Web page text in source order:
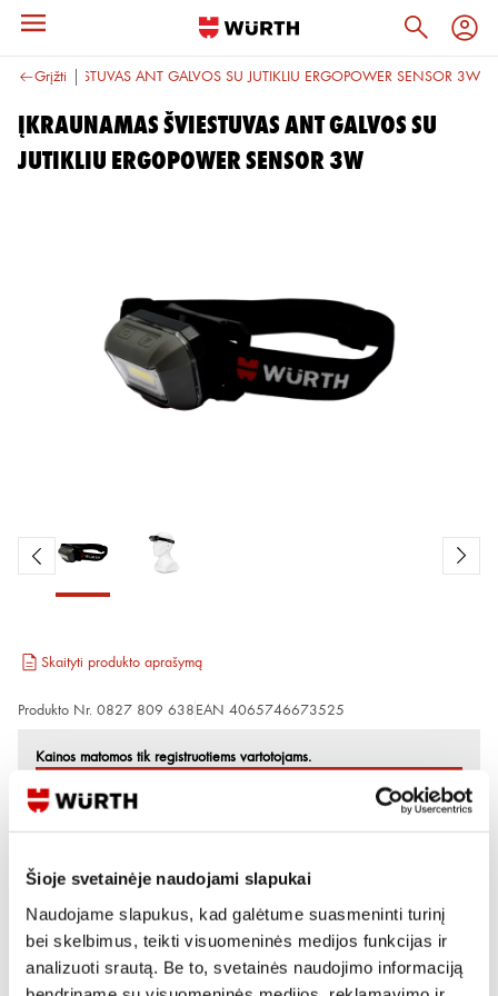
Šioje svetainėje naudojami slapukai
Naudojame slapukus, kad galėtume suasmeninti turinį
bei skelbimus, teikti visuomeninės medijos funkcijas ir
analizuoti srautą. Be to, svetainės naudojimo informaciją
GrįžtiŠVIESTUVAS ANT GALVOS SU JUTIKLIU ERGOPOWER SENSOR 3W
ĮKRAUNAMAS ŠVIESTUVAS ANT GALVOS SU
JUTIKLIU ERGOPOWER SENSOR 3W
Skaityti produkto aprašymą
Produkto Nr. 0827 809 638 EAN 4065746673525
Kainos matomos tik registruotiems vartotojams.
Prisijungti / Registruotis
Rašyti užklausą
Reikia daugiau informacijos?
Rodyti artimiausią parduotuvę